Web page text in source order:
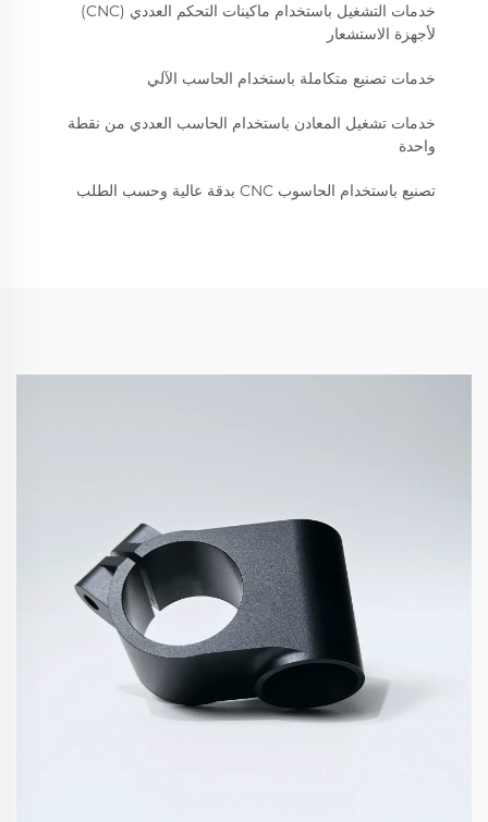
خدمات التشغيل باستخدام ماكينات التحكم العددي (CNC)
لأجهزة الاستشعار
خدمات تصنيع متكاملة باستخدام الحاسب الآلي
خدمات تشغيل المعادن باستخدام الحاسب العددي من نقطة
واحدة
تصنيع باستخدام الحاسوب CNC بدقة عالية وحسب الطلب